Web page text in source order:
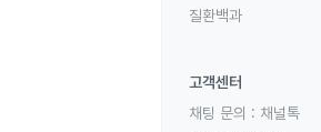
질환백과
고객센터
채팅 문의 : 채널톡